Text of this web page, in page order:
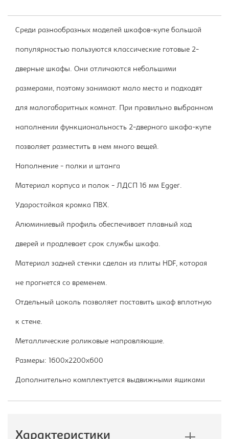
Среди разнообразных моделей шкафов-купе большой
популярностью пользуются классические готовые 2-
дверные шкафы. Они отличаются небольшими
размерами, поэтому занимают мало места и подходят
для малогабаритных комнат. При правильно выбранном
наполнении функциональность 2-дверного шкафа-купе
позволяет разместить в нем много вещей.
Наполнение - полки и штанга
Материал корпуса и полок - ЛДСП 16 мм Egger.
Ударостойкая кромка ПВХ.
Алюминиевый профиль обеспечивает плавный ход
дверей и продлевает срок службы шкафа.
Материал задней стенки сделан из плиты HDF, которая
не прогнется со временем.
Отдельный цоколь позволяет поставить шкаф вплотную
к стене.
Металлические роликовые направляющие.
Размеры: 1600х2200х600
Дополнительно комплектуется выдвижными ящиками
Характеристики